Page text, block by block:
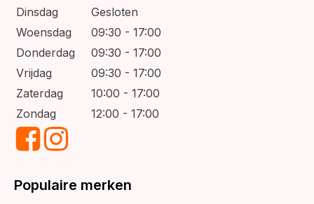
Dinsdag
Gesloten
Woensdag
09:30 - 17:00
Donderdag
09:30 - 17:00
Vrijdag
09:30 - 17:00
Zaterdag
10:00 - 17:00
Zondag
12:00 - 17:00
Populaire merken